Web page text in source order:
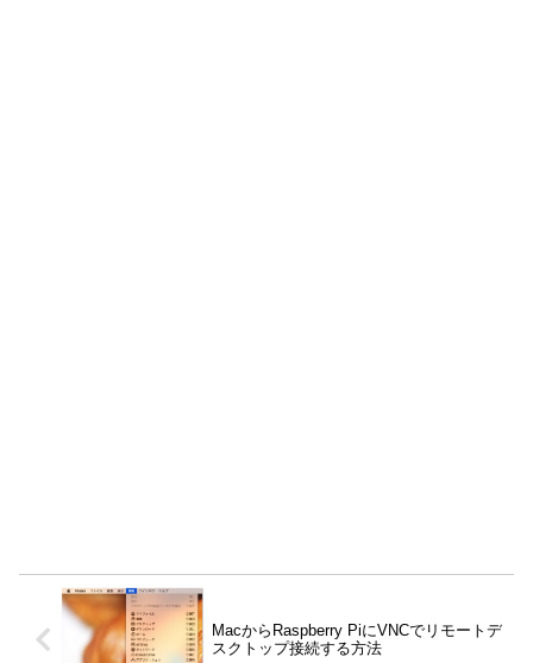
MacからRaspberry PiにVNCでリモートデ
スクトップ接続する方法